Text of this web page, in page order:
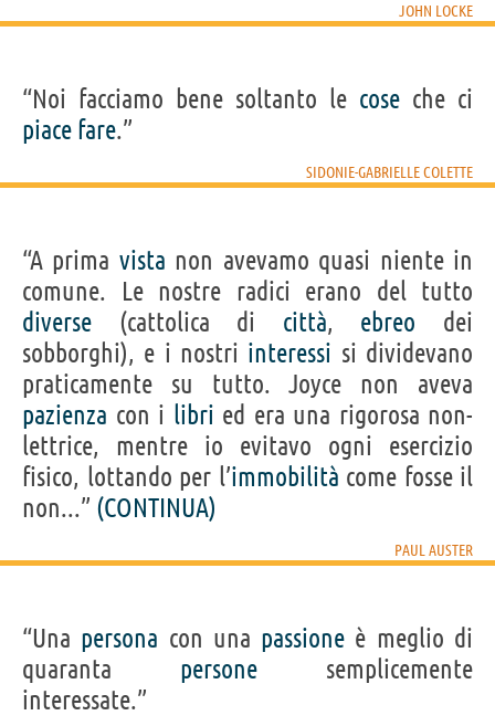
JOHN LOCKE
“Noi facciamo bene soltanto le cose che ci
piace fare.”
SIDONIE-GABRIELLE COLETTE
“A prima vista non avevamo quasi niente in
comune. Le nostre radici erano del tutto
diverse (cattolica di città, ebreo dei
sobborghi), e i nostri interessi si dividevano
praticamente su tutto. Joyce non aveva
pazienza con i libri ed era una rigorosa non-
lettrice, mentre io evitavo ogni esercizio
fisico, lottando per l’immobilità come fosse il
non...” (CONTINUA)
PAUL AUSTER
“Una persona con una passione è meglio di
quaranta persone semplicemente
interessate.”